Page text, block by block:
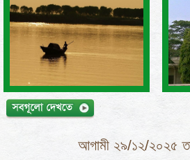
আগামী ২৯/১২/২০২৫